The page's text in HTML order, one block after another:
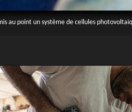
au point un système de cellules